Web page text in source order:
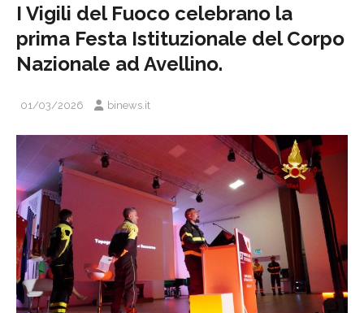
I Vigili del Fuoco celebrano la
prima Festa Istituzionale del Corpo
Nazionale ad Avellino.
01/03/2026 binews.it